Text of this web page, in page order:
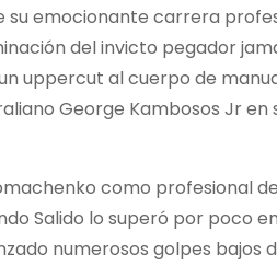
emocionante carrera
del invicto pegador
uppercut al cuerpo de
George Kambosos Jr
como profesional
Salido lo superó por poco
numerosos golpes bajos